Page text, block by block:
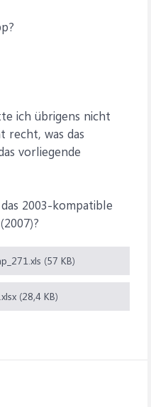
ich übrigens nicht
recht, was das
vorliegende
2003-kompatible
(57 KB)
(28,4 KB)